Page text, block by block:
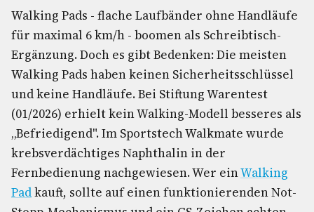
Walking Pads - flache Laufbänder ohne Handläufe
für maximal 6 km/h - boomen als Schreibtisch-
Ergänzung. Doch es gibt Bedenken: Die meisten
Walking Pads haben keinen Sicherheitsschlüssel
und keine Handläufe. Bei Stiftung Warentest
(01/2026) erhielt kein Walking-Modell besseres als
„Befriedigend". Im Sportstech Walkmate wurde
krebsverdächtiges Naphthalin in der
Fernbedienung nachgewiesen. Wer einWalking
Padkauft, sollte auf einen funktionierenden Not-